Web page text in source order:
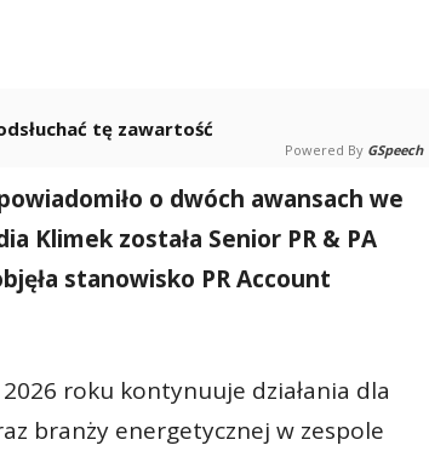
tę zawartość
Powered By GSpeech
o dwóch awansach we
Klimek została Senior PR & PA
stanowisko PR Account
roku kontynuuje działania dla
branży energetycznej w zespole